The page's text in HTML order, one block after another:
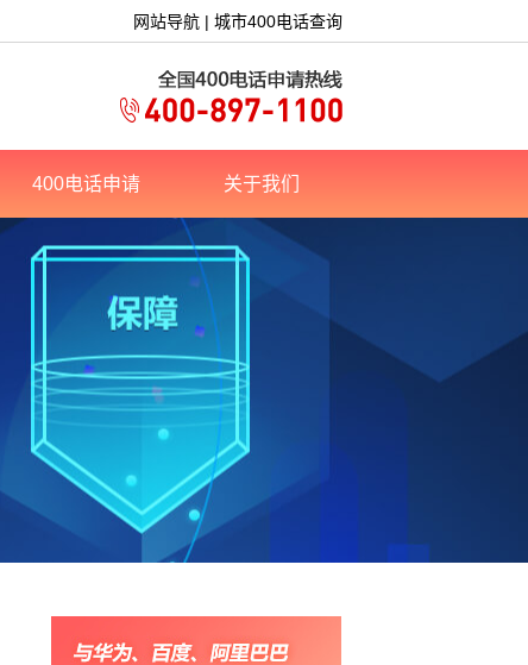
网站导航 | 城市400电话查询
400电话申请 关于我们